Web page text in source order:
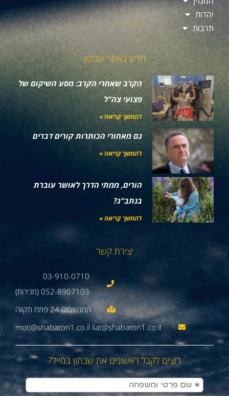
יהדות
תרבות
חדש באתר שבתון
הקרב שאחרי הקרב: מסע השיקום של
פצועי צה"ל
להמשך קריאה »
גם מאחורי הכותרות קורים דברים
להמשך קריאה »
הורים, ממתי הדרך לאושר עוברת
בנתב"ג?
להמשך קריאה »
יצירת קשר
03-910-0710
052-8907103 (מכירות)
moti@shabaton1.co.il liat@shabaton1.co.il
רוצים לקבל ראשונים את שבתון במייל?